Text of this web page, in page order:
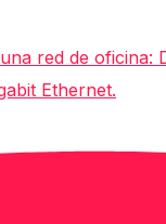
red de oficina:
Ethernet.